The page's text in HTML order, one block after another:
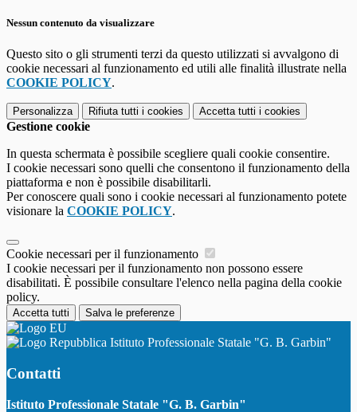
Nessun contenuto da visualizzare
Questo sito o gli strumenti terzi da questo utilizzati si avvalgono di
cookie necessari al funzionamento ed utili alle finalità illustrate nella
COOKIE POLICY.
Personalizza Rifiuta tutti i cookies Accetta tutti i cookies
Gestione cookie
In questa schermata è possibile scegliere quali cookie consentire.
I cookie necessari sono quelli che consentono il funzionamento della
piattaforma e non è possibile disabilitarli.
Per conoscere quali sono i cookie necessari al funzionamento potete
visionare la COOKIE POLICY.
Cookie necessari per il funzionamento
I cookie necessari per il funzionamento non possono essere
disabilitati. È possibile consultare l'elenco nella pagina della cookie
policy.
Accetta tutti Salva le preferenze
Istituto Professionale Statale "G. B. Garbin"
Contatti
Istituto Professionale Statale "G. B. Garbin"